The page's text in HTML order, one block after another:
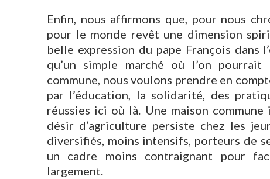
Enfin, nous affirmons que, pour nous
pour le monde revêt une dimension
belle expression du pape François dans
qu’un simple marché où l’on
commune, nous voulons prendre en
par l’éducation, la solidarité, des
réussies ici où là. Une maison
désir d’agriculture persiste chez les
diversifiés, moins intensifs, porteurs de
un cadre moins contraignant pour
largement.